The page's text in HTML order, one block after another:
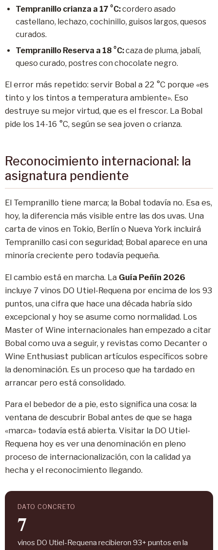
Tempranillo crianza a 17 °C:cordero asado
castellano, lechazo, cochinillo, guisos largos, quesos
curados.
Tempranillo Reserva a 18 °C:caza de pluma, jabalí,
queso curado, postres con chocolate negro.
El error más repetido: servir Bobal a 22 °C porque «es
tinto y los tintos a temperatura ambiente». Eso
destruye su mejor virtud, que es el frescor. La Bobal
pide los 14-16 °C, según se sea joven o crianza.
Reconocimiento internacional: la
asignatura pendiente
El Tempranillo tiene marca; la Bobal todavía no. Esa es,
hoy, la diferencia más visible entre las dos uvas. Una
carta de vinos en Tokio, Berlín o Nueva York incluirá
Tempranillo casi con seguridad; Bobal aparece en una
minoría creciente pero todavía pequeña.
El cambio está en marcha. La Guía Peñín 2026
incluye 7 vinos DO Utiel-Requena por encima de los 93
puntos, una cifra que hace una década habría sido
excepcional y hoy se asume como normalidad. Los
Master of Wine internacionales han empezado a citar
Bobal como uva a seguir, y revistas como Decanter o
Wine Enthusiast publican artículos específicos sobre
la denominación. Es un proceso que ha tardado en
arrancar pero está consolidado.
Para el bebedor de a pie, esto significa una cosa: la
ventana de descubrir Bobal antes de que se haga
«marca» todavía está abierta. Visitar la DO Utiel-
Requena hoy es ver una denominación en pleno
proceso de internacionalización, con la calidad ya
hecha y el reconocimiento llegando.
DATO CONCRETO
7
vinos DO Utiel-Requena recibieron 93+ puntos en la